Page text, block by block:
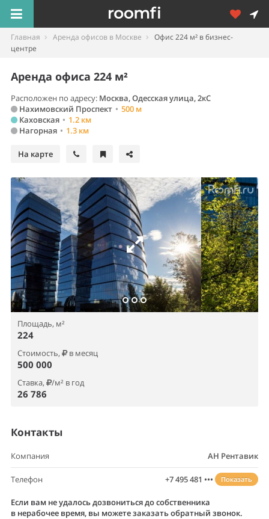
Главная Аренда офисов в Москве
Офис 224 м² в бизнес-
центре
Аренда офиса 224 м²
Расположен по адресу: Москва, Одесская улица, 2кС
Нахимовский Проспект • 500 м
Каховская • 1.2 км
Нагорная • 1.3 км
На карте
Площадь, м²
224
Стоимость, в месяц
500 000
Ставка, /м² в год
26 786
Контакты
Компания АН Рентавик
Телефон +7 495 481 ••• Показать
Если вам не удалось дозвониться до собственника
в нерабочее время, вы можете заказать обратный звонок.